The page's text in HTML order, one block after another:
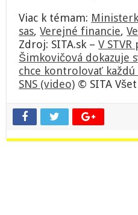
Viac k témam:
sas,Verejné financie,
Zdroj: SITA.sk –V
Šimkovičová dokazuje
chce kontrolovať
SNS (video) © SITA